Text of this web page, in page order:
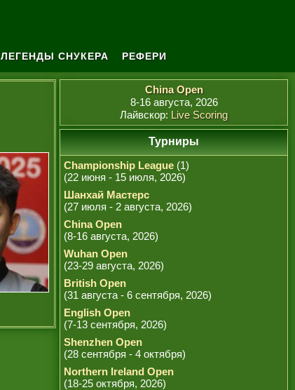
ЛЕГЕНДЫ СНУКЕРА РЕФЕРИ
China Open
8-16 августа, 2026
Лайвскор: Live Scoring
Турниры
Championship League (1)
(22 июня - 15 июля, 2026)
Шанхай Мастерс
(27 июля - 2 августа, 2026)
China Open
(8-16 августа, 2026)
Wuhan Open
(23-29 августа, 2026)
British Open
(31 августа - 6 сентября, 2026)
English Open
(7-13 сентября, 2026)
Shenzhen Open
(28 сентября - 4 октября)
Northern Ireland Open
(18-25 октября, 2026)